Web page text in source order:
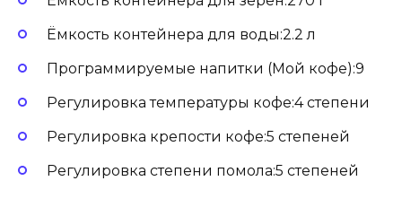
Ёмкость контейнера для воды:2.2 л
Программируемые напитки (Мой кофе):9
Регулировка температуры кофе:4 степени
Регулировка крепости кофе:5 степеней
Регулировка степени помола:5 степеней